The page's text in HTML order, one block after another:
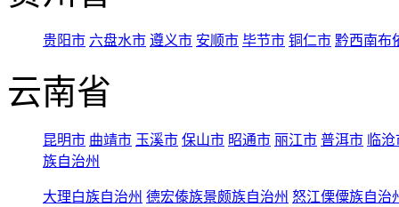
贵阳市 六盘水市 遵义市 安顺市 毕节市 铜仁市 黔西南布
云南省
昆明市 曲靖市 玉溪市 保山市 昭通市 丽江市 普洱市 临
族自治州
大理白族自治州 德宏傣族景颇族自治州 怒江傈僳族自治